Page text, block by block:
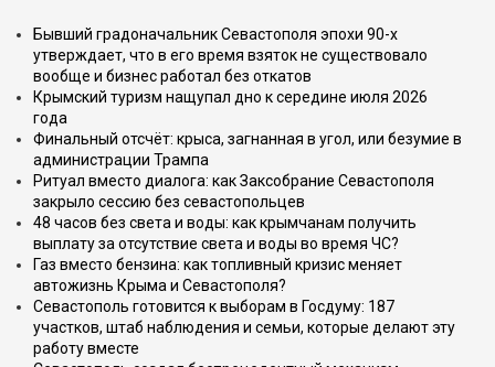
Бывший градоначальник Севастополя эпохи 90-х
утверждает, что в его время взяток не существовало
вообще и бизнес работал без откатов
Крымский туризм нащупал дно к середине июля 2026
года
Финальный отсчёт: крыса, загнанная в угол, или безумие в
администрации Трампа
Ритуал вместо диалога: как Заксобрание Севастополя
закрыло сессию без севастопольцев
48 часов без света и воды: как крымчанам получить
выплату за отсутствие света и воды во время ЧС?
Газ вместо бензина: как топливный кризис меняет
автожизнь Крыма и Севастополя?
Севастополь готовится к выборам в Госдуму: 187
участков, штаб наблюдения и семьи, которые делают эту
работу вместе